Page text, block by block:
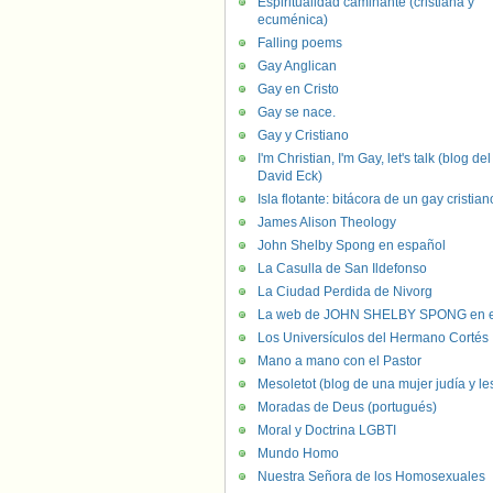
ecuménica)
Falling poems
Gay Anglican
Gay en Cristo
Gay se nace.
Gay y Cristiano
I'm Christian, I'm Gay, let's talk (blog del
David Eck)
Isla flotante: bitácora de un gay
James Alison Theology
John Shelby Spong en español
La Casulla de San Ildefonso
La Ciudad Perdida de Nivorg
La web de JOHN SHELBY SPONG en
Los Universículos del Hermano Cortés
Mano a mano con el Pastor
Mesoletot (blog de una mujer judía y
Moradas de Deus (portugués)
Moral y Doctrina LGBTI
Mundo Homo
Nuestra Señora de los Homosexuales